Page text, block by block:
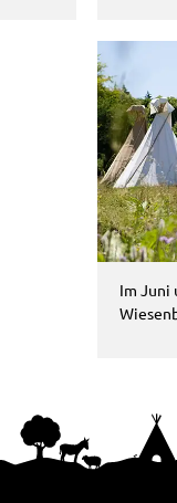
Im Juni